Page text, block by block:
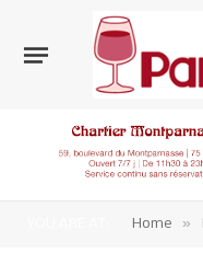
Home »